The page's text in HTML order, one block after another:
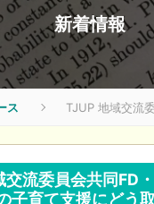
新着情報
ス TJUP 地域交流
交流委員会共同FD
子育て支援にどう